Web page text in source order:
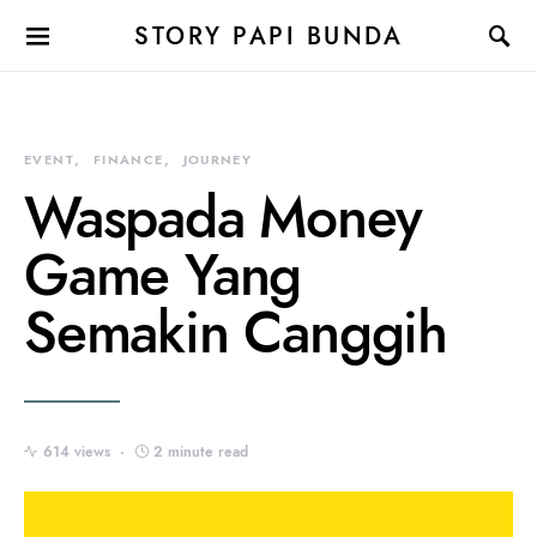
STORY PAPI BUNDA
EVENT FINANCE JOURNEY
Waspada Money
Game Yang
Semakin Canggih
614 views 2 minute read